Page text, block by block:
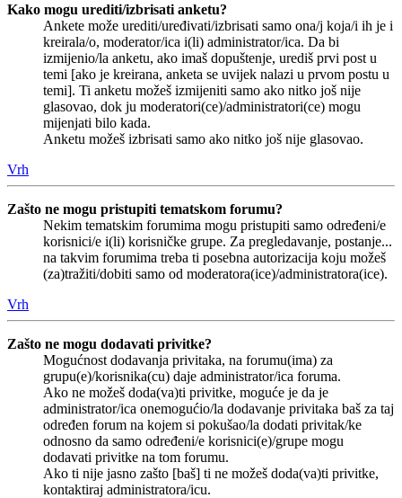
Kako mogu urediti/izbrisati anketu?
Ankete može urediti/uređivati/izbrisati samo ona/j koja/i ih je i
kreirala/o, moderator/ica i(li) administrator/ica. Da bi
izmijenio/la anketu, ako imaš dopuštenje, urediš prvi post u
temi [ako je kreirana, anketa se uvijek nalazi u prvom postu u
temi]. Ti anketu možeš izmijeniti samo ako nitko još nije
glasovao, dok ju moderatori(ce)/administratori(ce) mogu
mijenjati bilo kada.
Anketu možeš izbrisati samo ako nitko još nije glasovao.
Vrh
Zašto ne mogu pristupiti tematskom forumu?
Nekim tematskim forumima mogu pristupiti samo određeni/e
korisnici/e i(li) korisničke grupe. Za pregledavanje, postanje...
na takvim forumima treba ti posebna autorizacija koju možeš
(za)tražiti/dobiti samo od moderatora(ice)/administratora(ice).
Vrh
Zašto ne mogu dodavati privitke?
Mogućnost dodavanja privitaka, na forumu(ima) za
grupu(e)/korisnika(cu) daje administrator/ica foruma.
Ako ne možeš doda(va)ti privitke, moguće je da je
administrator/ica onemogućio/la dodavanje privitaka baš za taj
određen forum na kojem si pokušao/la dodati privitak/ke
odnosno da samo određeni/e korisnici(e)/grupe mogu
dodavati privitke na tom forumu.
Ako ti nije jasno zašto [baš] ti ne možeš doda(va)ti privitke,
kontaktiraj administratora/icu.